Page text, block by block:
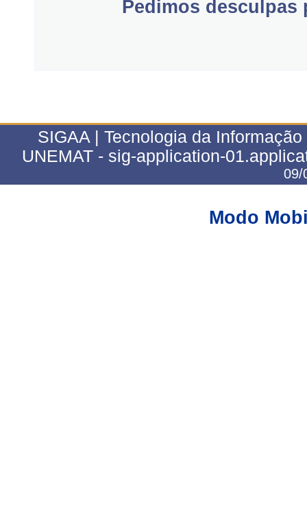
Pedimos
SIGAA | Tecnologia da
UNEMAT - sig-application-
09/
Modo